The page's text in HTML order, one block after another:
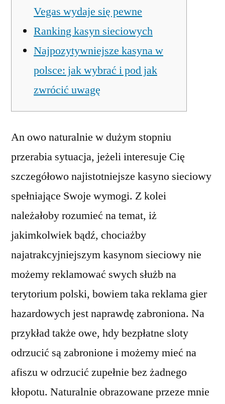
Vegas wydaje się pewne
Ranking kasyn sieciowych
Najpozytywniejsze kasyna w
polsce: jak wybrać i pod jak
zwrócić uwagę
An owo naturalnie w dużym stopniu
przerabia sytuacja, jeżeli interesuje Cię
szczegółowo najistotniejsze kasyno sieciowy
spełniające Swoje wymogi. Z kolei
należałoby rozumieć na temat, iż
jakimkolwiek bądź, chociażby
najatrakcyjniejszym kasynom sieciowy nie
możemy reklamować swych służb na
terytorium polski, bowiem taka reklama gier
hazardowych jest naprawdę zabroniona. Na
przykład także owe, hdy bezpłatne sloty
odrzucić są zabronione i możemy mieć na
afiszu w odrzucić zupełnie bez żadnego
kłopotu. Naturalnie obrazowane przeze mnie